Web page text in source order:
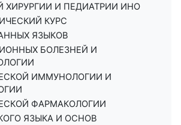
ХИРУРГИИ И ПЕДИАТРИИ ИНО
КУРС
ЯЗЫКОВ
БОЛЕЗНЕЙ И
ИММУНОЛОГИИ И
ФАРМАКОЛОГИИ
ЯЗЫКА И ОСНОВ